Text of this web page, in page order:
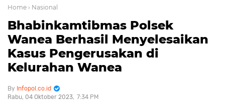
Home › Nasional
Bhabinkamtibmas Polsek
Wanea Berhasil Menyelesaikan
Kasus Pengerusakan di
Kelurahan Wanea
Infopol.co.id
Rabu, 04 Oktober 2023 7:34 PM